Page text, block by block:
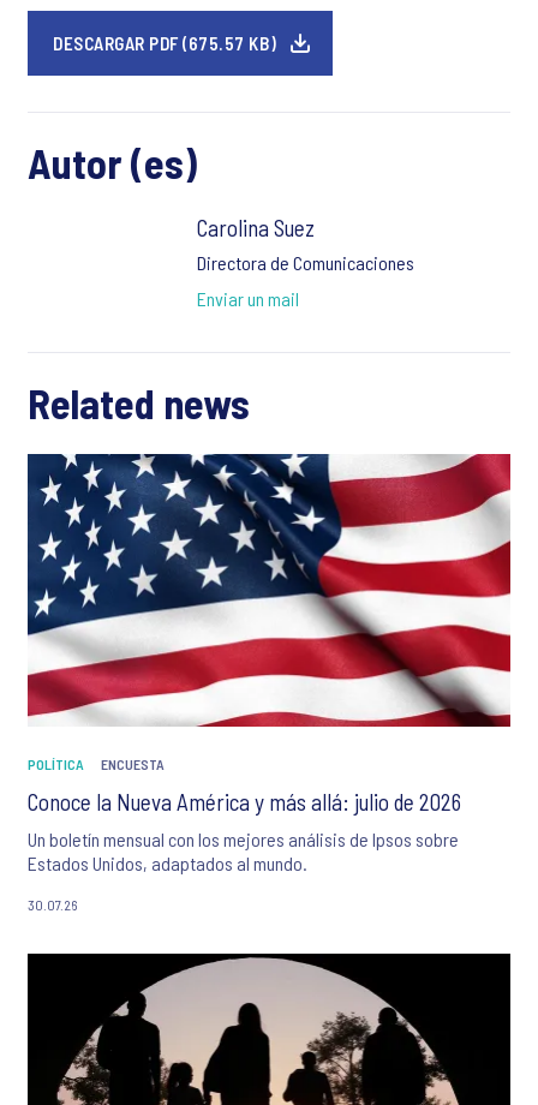
DESCARGAR PDF (675.57 KB)
Autor (es)
Carolina Suez
Directora de Comunicaciones
Enviar un mail
Related news
POLÍTICA ENCUESTA
Conoce la Nueva América y más allá: julio de 2026
Un boletín mensual con los mejores análisis de Ipsos sobre
Estados Unidos, adaptados al mundo.
30.07.26